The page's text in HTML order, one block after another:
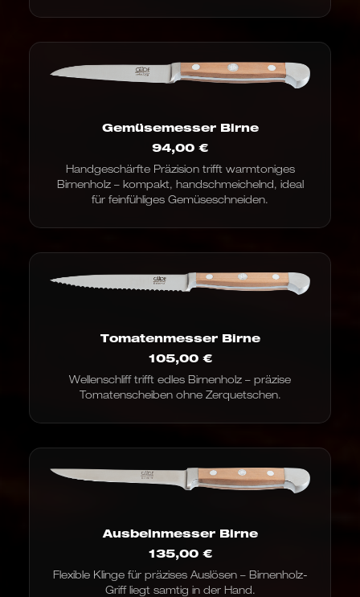
Gemüsemesser Birne
94,00 €
Handgeschärfte Präzision trifft warmtoniges
Birnenholz – kompakt, handschmeichelnd, ideal
für feinfühliges Gemüseschneiden.
Tomatenmesser Birne
105,00 €
Wellenschliff trifft edles Birnenholz – präzise
Tomatenscheiben ohne Zerquetschen.
Ausbeinmesser Birne
135,00 €
Flexible Klinge für präzises Auslösen – Birnenholz-
Griff liegt samtig in der Hand.